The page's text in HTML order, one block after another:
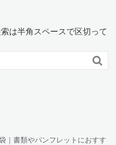
は半角スペースで区切って

｜書類やパンフレットにおすす